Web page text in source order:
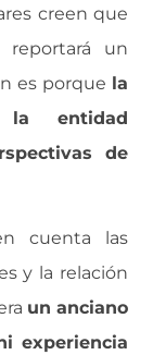
creen que
reportará un
es porque la
la entidad
de
cuenta las
y la relación
un anciano
experiencia